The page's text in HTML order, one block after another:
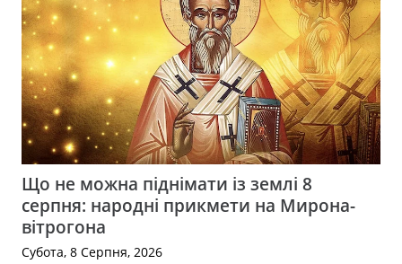
Що не можна піднімати із землі 8
серпня: народні прикмети на Мирона-
вітрогона
Субота, 8 Серпня, 2026